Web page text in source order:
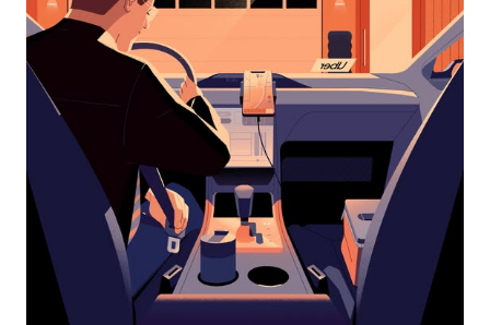
sélectionner
une
date.
Appuyez
sur
touche
pour
fermer
le
calendrier.